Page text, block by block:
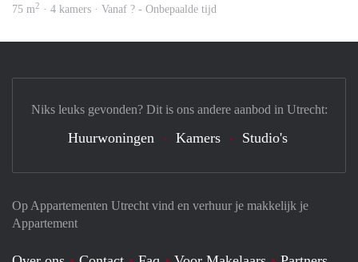
75 m2 · 4 kamers · Vanaf ? - Onbepaalde tijd
Op Appartementen Utrecht vind en verhuur je makkelijk je
Appartement
Niks leuks gevonden? Dit is ons andere aanbod in Utrecht:
Huurwoningen Kamers Studio's